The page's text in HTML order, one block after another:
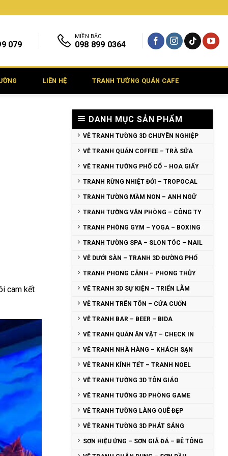
079
MIỀN BẮC
098 899 0364
LIÊN HỆ TRANH TƯỜNG QUÁN CAFE
cam kết
DANH MỤC SẢN PHẨM
VẼ TRANH TƯỜNG 3D CHUYÊN NGHIỆP
VẼ TRANH QUÁN COFFEE – TRÀ SỮA
VẼ TRANH TƯỜNG PHỐ CỔ – HOA GIẤY
TRANH RỪNG NHIỆT ĐỚI – TROPOCAL
TRANH TƯỜNG MẦM NON – ANH NGỮ
TRANH TƯỜNG VĂN PHÒNG – CÔNG TY
TRANH PHÒNG GYM – YOGA – BOXING
TRANH TƯỜNG SPA – SLON TÓC – NAIL
VẼ DƯỚI SÀN – TRANH 3D ĐƯỜNG PHỐ
TRANH PHONG CẢNH – PHONG THỦY
VẼ TRANH 3D SỰ KIỆN – TRIỂN LÃM
VẼ TRANH TRÊN TÔN – CỬA CUỐN
VẼ TRANH BAR – BEER – BIDA
VẼ TRANH QUÁN ĂN VẶT – CHECK IN
VẼ TRANH NHÀ HÀNG – KHÁCH SẠN
VẼ TRANH KÍNH TẾT – TRANH NOEL
VẼ TRANH TƯỜNG 3D TÔN GIÁO
VẼ TRANH TƯỜNG 3D PHÒNG GAME
VẼ TRANH TƯỜNG LÀNG QUÊ ĐẸP
VẼ TRANH TƯỜNG 3D PHÁT SÁNG
SƠN HIỆU ỨNG – SƠN GIẢ ĐÁ – BÊ TÔNG